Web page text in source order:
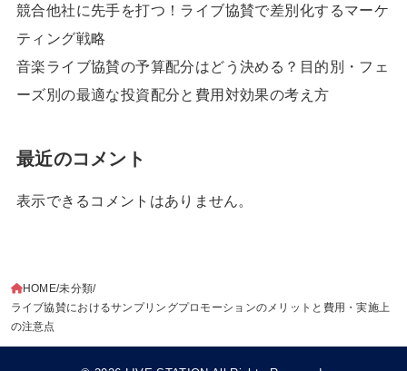
競合他社に先手を打つ！ライブ協賛で差別化するマーケ
ティング戦略
音楽ライブ協賛の予算配分はどう決める？目的別・フェ
ーズ別の最適な投資配分と費用対効果の考え方
最近のコメント
表示できるコメントはありません。
HOME 未分類
ライブ協賛におけるサンプリングプロモーションのメリットと費用・実施上
の注意点